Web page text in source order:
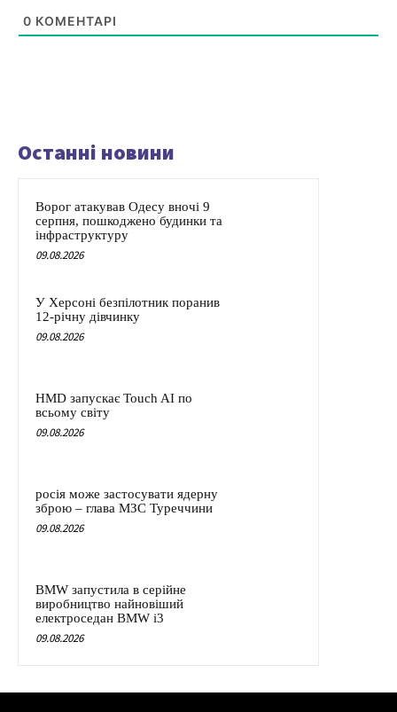
0 КОМЕНТАРІ
Останні новини
Ворог атакував Одесу вночі 9
серпня, пошкоджено будинки та
інфраструктуру
09.08.2026
У Херсоні безпілотник поранив
12-річну дівчинку
09.08.2026
HMD запускає Touch AI по
всьому світу
09.08.2026
росія може застосувати ядерну
зброю – глава МЗС Туреччини
09.08.2026
BMW запустила в серійне
виробництво найновіший
електроседан BMW i3
09.08.2026